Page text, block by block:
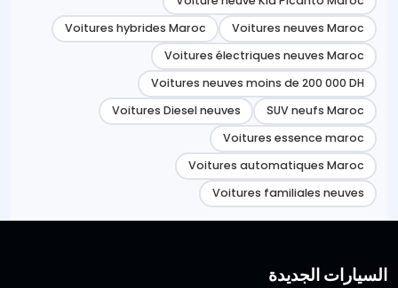
Voitures neuves Maroc
Voitures hybrides Maroc
Voitures électriques neuves Maroc
Voitures neuves moins de 200 000 DH
SUV neufs Maroc
Voitures Diesel neuves
Voitures essence maroc
Voitures automatiques Maroc
Voitures familiales neuves
السيارات الجديدة